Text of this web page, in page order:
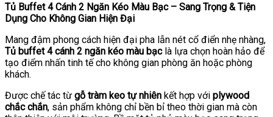
Tủ Buffet 4 Cánh 2 Ngăn Kéo Màu Bạc – Sang Trọng & Tiện
Dụng Cho Không Gian Hiện Đại
Mang đậm phong cách hiện đại pha lẫn nét cổ điển nhẹ nhàng,
Tủ buffet 4 cánh 2 ngăn kéo màu bạclà lựa chọn hoàn hảo để
tạo điểm nhấn tinh tế cho không gian phòng ăn hoặc phòng
khách.
Được chế tác từ gỗ tràm keo tự nhiên kết hợp với plywood
chắc chắn, sản phẩm không chỉ bền bỉ theo thời gian mà còn